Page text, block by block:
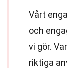
Vårt
och
vi gör.
riktiga